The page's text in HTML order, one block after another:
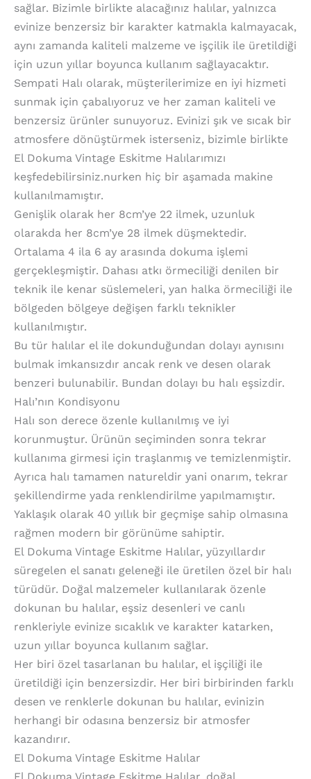
sağlar. Bizimle birlikte alacağınız halılar, yalnızca
evinize benzersiz bir karakter katmakla kalmayacak,
aynı zamanda kaliteli malzeme ve işçilik ile üretildiği
için uzun yıllar boyunca kullanım sağlayacaktır.
Sempati Halı olarak, müşterilerimize en iyi hizmeti
sunmak için çabalıyoruz ve her zaman kaliteli ve
benzersiz ürünler sunuyoruz. Evinizi şık ve sıcak bir
atmosfere dönüştürmek isterseniz, bizimle birlikte
El Dokuma Vintage Eskitme Halılarımızı
keşfedebilirsiniz.nurken hiç bir aşamada makine
kullanılmamıştır.
Genişlik olarak her 8cm’ye 22 ilmek, uzunluk
olarakda her 8cm’ye 28 ilmek düşmektedir.
Ortalama 4 ila 6 ay arasında dokuma işlemi
gerçekleşmiştir. Dahası atkı örmeciliği denilen bir
teknik ile kenar süslemeleri, yan halka örmeciliği ile
bölgeden bölgeye değişen farklı teknikler
kullanılmıştır.
Bu tür halılar el ile dokunduğundan dolayı aynısını
bulmak imkansızdır ancak renk ve desen olarak
benzeri bulunabilir. Bundan dolayı bu halı eşsizdir.
Halı’nın Kondisyonu
Halı son derece özenle kullanılmış ve iyi
korunmuştur. Ürünün seçiminden sonra tekrar
kullanıma girmesi için traşlanmış ve temizlenmiştir.
Ayrıca halı tamamen natureldir yani onarım, tekrar
şekillendirme yada renklendirilme yapılmamıştır.
Yaklaşık olarak 40 yıllık bir geçmişe sahip olmasına
rağmen modern bir görünüme sahiptir.
El Dokuma Vintage Eskitme Halılar, yüzyıllardır
süregelen el sanatı geleneği ile üretilen özel bir halı
türüdür. Doğal malzemeler kullanılarak özenle
dokunan bu halılar, eşsiz desenleri ve canlı
renkleriyle evinize sıcaklık ve karakter katarken,
uzun yıllar boyunca kullanım sağlar.
Her biri özel tasarlanan bu halılar, el işçiliği ile
üretildiği için benzersizdir. Her biri birbirinden farklı
desen ve renklerle dokunan bu halılar, evinizin
herhangi bir odasına benzersiz bir atmosfer
kazandırır.
El Dokuma Vintage Eskitme Halılar
El Dokuma Vintage Eskitme Halılar, doğal